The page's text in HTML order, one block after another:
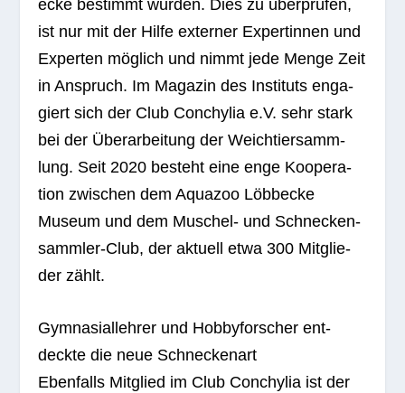
ecke bestimmt wur­den. Dies zu über­prü­fen,
ist nur mit der Hilfe exter­ner Exper­tin­nen und
Exper­ten mög­lich und nimmt jede Menge Zeit
in Anspruch. Im Maga­zin des Insti­tuts enga­
giert sich der Club Con­chy­lia e.V. sehr stark
bei der Über­ar­bei­tung der Weich­tier­samm­
lung. Seit 2020 besteht eine enge Koope­ra­
tion zwi­schen dem Aqua­zoo Löbb­ecke
Museum und dem Muschel- und Schne­cken­
samm­ler-Club, der aktu­ell etwa 300 Mit­glie­
der zählt.
Gym­na­si­al­leh­rer und Hob­by­for­scher ent­
deckte die neue Schneckenart
Eben­falls Mit­glied im Club Con­chy­lia ist der